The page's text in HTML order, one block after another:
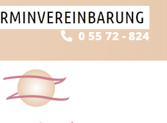
 0 55 72 - 824